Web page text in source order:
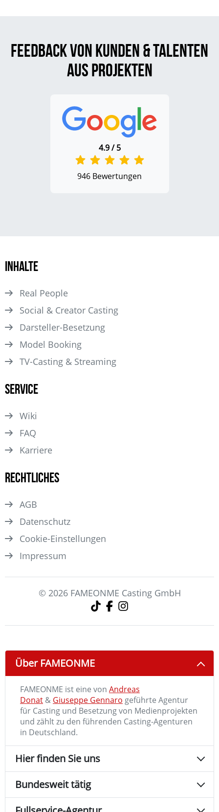
Feedback von Kunden & Talenten
aus Projekten
4.9 / 5
946 Bewertungen
Inhalte
Real People
Social & Creator Casting
Darsteller­-Besetzung
Model Booking
TV-Casting & Streaming
Service
Wiki
FAQ
Karriere
Rechtliches
AGB
Datenschutz
Cookie-Einstellungen
Impressum
© 2026 FAMEONME Casting GmbH
Über FAMEONME
FAMEONME ist eine von Andreas
Donat & Giuseppe Gennaro geführte Agentur
für Casting und Besetzung von Medienprojekten
und zählt zu den führenden Casting-Agenturen
in Deutschland.
Hier finden Sie uns
Bundesweit tätig